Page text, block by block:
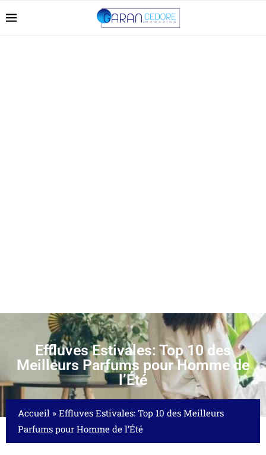
Effluves Estivales: Top 10 des
Meilleurs Parfums pour Homme de
l’Été
Accueil » Effluves Estivales: Top 10 des Meilleurs
Parfums pour Homme de l’Été